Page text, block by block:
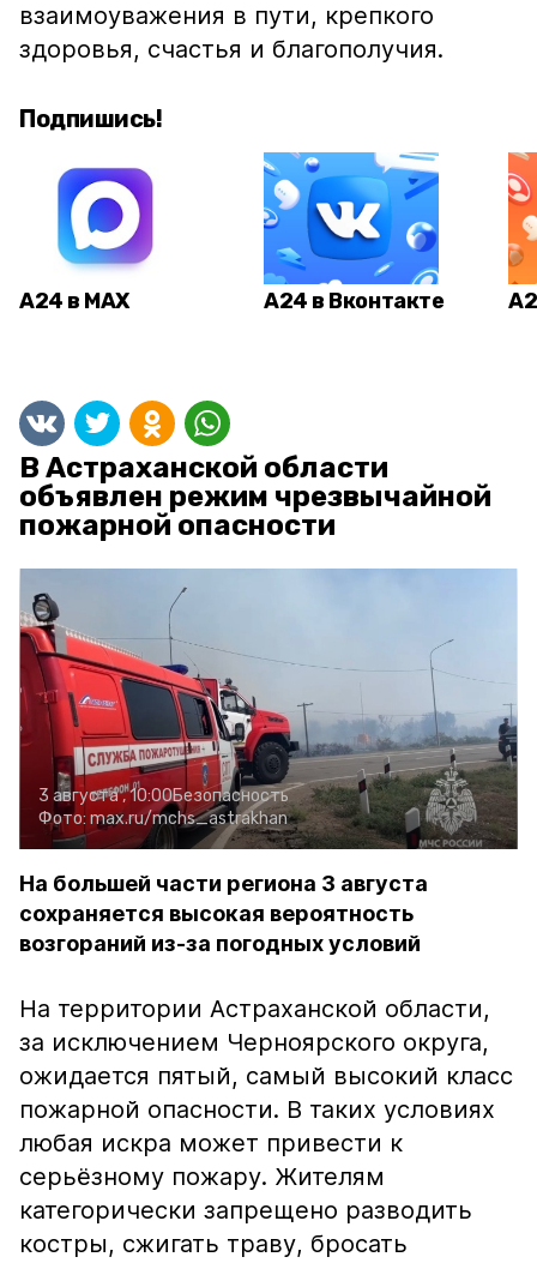
взаимоуважения в пути, крепкого
здоровья, счастья и благополучия.
Подпишись!
А24 в MAX А24 в Вконтакте
В Астраханской области
объявлен режим чрезвычайной
пожарной опасности
3 августа , 10:00Безопасность
Фото: max.ru/mchs_astrakhan
На большей части региона 3 августа
сохраняется высокая вероятность
возгораний из-за погодных условий
На территории Астраханской области,
за исключением Черноярского округа,
ожидается пятый, самый высокий класс
пожарной опасности. В таких условиях
любая искра может привести к
серьёзному пожару. Жителям
категорически запрещено разводить
костры, сжигать траву, бросать